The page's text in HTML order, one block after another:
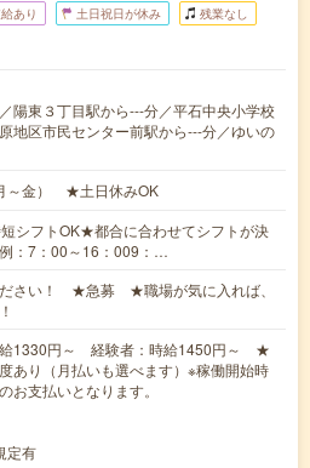
あり 土日祝日が休み 残業なし
陽東３丁目駅から---分／平石中央小学校
地区市民センター前駅から---分／ゆいの
～金） ★土日休みOK
シフトOK★都合に合わせてシフトが決
：7：00～16：009：…
ださい！ ★急募 ★職場が気に入れば、
給1330円～ 経験者：時給1450円～ ★
あり（月払いも選べます）※稼働開始時
お支払いとなります。
定有